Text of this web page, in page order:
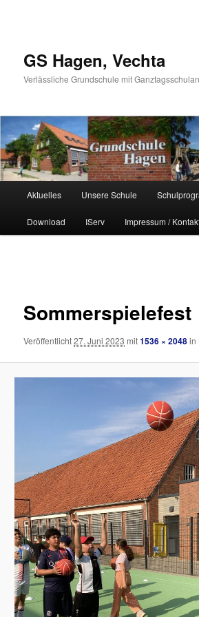
GS Hagen, Vechta
Verlässliche Grundschule mit
Zum Inhalt wechseln
Zum sekundären Inhalt wechseln
Aktuelles Unsere Schule
Download IServ Impressum /
Sommerspielefest
Veröffentlicht27. Juni 2023 mit1536 × 2048in